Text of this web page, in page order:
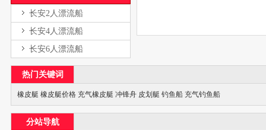
长安2人漂流船
长安4人漂流船
长安6人漂流船
热门关键词
橡皮艇 橡皮艇价格 充气橡皮艇 冲锋舟 皮划艇 钓鱼船 充气钓鱼船
分站导航